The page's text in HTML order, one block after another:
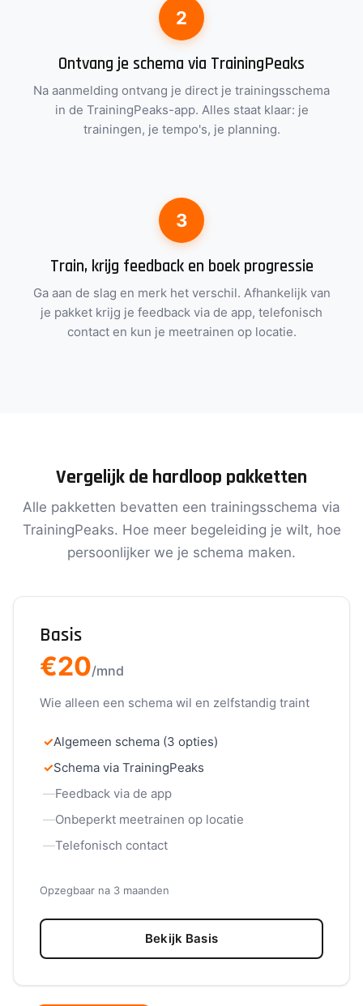
Ontvang je schema via TrainingPeaks
Na aanmelding ontvang je direct je trainingsschema
in de TrainingPeaks-app. Alles staat klaar: je
trainingen, je tempo's, je planning.
Train, krijg feedback en boek progressie
Ga aan de slag en merk het verschil. Afhankelijk van
je pakket krijg je feedback via de app, telefonisch
contact en kun je meetrainen op locatie.
Vergelijk de hardloop pakketten
Alle pakketten bevatten een trainingsschema via
TrainingPeaks. Hoe meer begeleiding je wilt, hoe
persoonlijker we je schema maken.
Basis
€20/mnd
Wie alleen een schema wil en zelfstandig traint
✓Algemeen schema (3 opties)
✓Schema via TrainingPeaks
—Feedback via de app
—Onbeperkt meetrainen op locatie
—Telefonisch contact
Opzegbaar na 3 maanden
Bekijk Basis